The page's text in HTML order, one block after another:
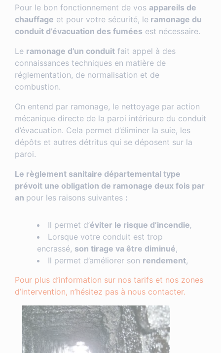
Pour le bon fonctionnement de vos appareils de
chauffage et pour votre sécurité, le ramonage du
conduit d’évacuation des fumées est nécessaire.
Le ramonage d’un conduit fait appel à des
connaissances techniques en matière de
réglementation, de normalisation et de
combustion.
On entend par ramonage, le nettoyage par action
mécanique directe de la paroi intérieure du conduit
d’évacuation. Cela permet d’éliminer la suie, les
dépôts et autres détritus qui se déposent sur la
paroi.
Le règlement sanitaire départemental type
prévoit une obligation de ramonage deux fois par
an pour les raisons suivantes :
Il permet d’éviter le risque d’incendie,
Lorsque votre conduit est trop
encrassé, son tirage va être diminué,
Il permet d’améliorer son rendement,
Pour plus d’information sur nos tarifs et nos zones
d’intervention, n’hésitez pas à nous contacter.